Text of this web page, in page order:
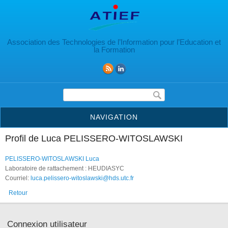
Association des Technologies de l’Information pour l’Education et
la Formation
Formulaire de recherche
NAVIGATION
Profil de Luca PELISSERO-WITOSLAWSKI
PELISSERO-WITOSLAWSKI Luca
Laboratoire de rattachement : HEUDIASYC
Courriel: luca.pelissero-witoslawski@hds.utc.fr
Retour
Connexion utilisateur